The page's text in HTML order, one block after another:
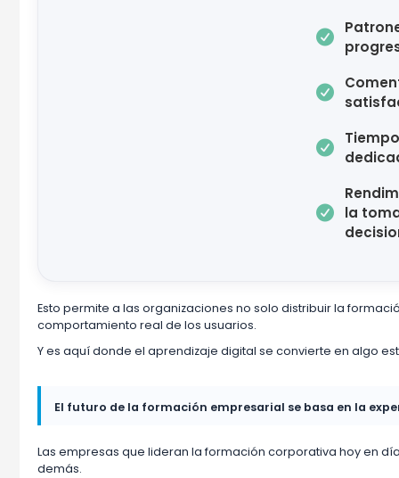




la
Esto permite a las organizaciones no solo distribuir la
comportamiento real de los usuarios.
Y es aquí donde el aprendizaje digital se convierte en algo
El futuro de la formación empresarial se basa en la
Las empresas que lideran la formación corporativa hoy en
demás.